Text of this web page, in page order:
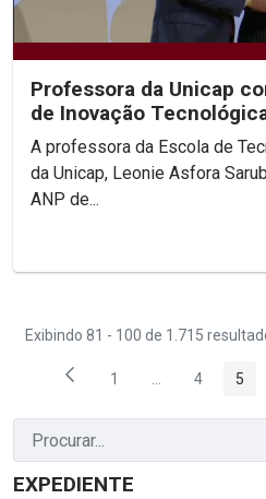
Professora da Unicap
de Inovação
Personalidade...
A professora da Escola de
da Unicap, Leonie Asfora
ANP de...
Exibindo 81 - 100 de 1.715
Página
1 ...PáginasPágina
4 5
EXPEDIENTE